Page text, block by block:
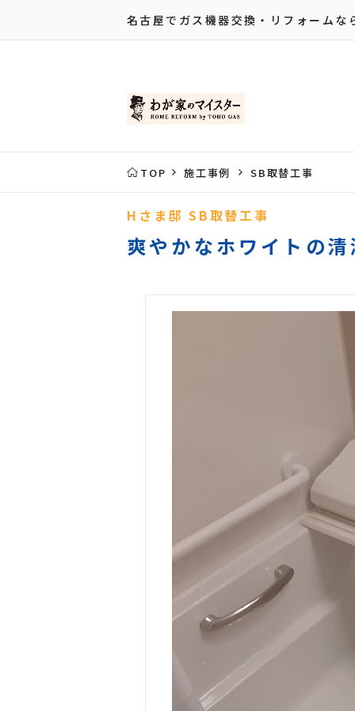
名古屋でガス機器交換・リフォーム
TOP 施工事例 SB取替工事
Hさま邸 SB取替工事
爽やかなホワイトの